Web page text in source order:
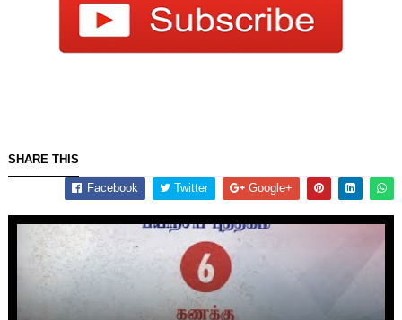
SHARE THIS
Facebook Twitter Google+